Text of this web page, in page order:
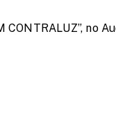
CONTRALUZ”, no